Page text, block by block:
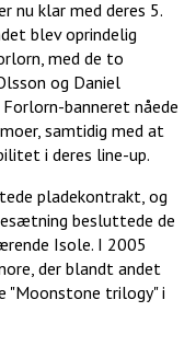
nu klar med deres 5.
blev oprindelig
med de to
og Daniel
banneret nåede
samtidig med at
i deres line-up.
pladekontrakt, og
besluttede de
Isole. I 2005
der blandt andet
"Moonstone trilogy" i